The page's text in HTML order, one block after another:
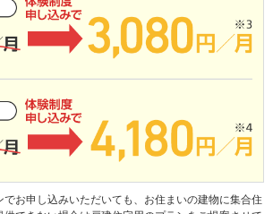
でお申し込みいただいても、お住まいの建物に集合住